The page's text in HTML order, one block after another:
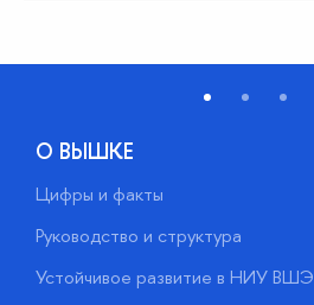
О ВЫШКЕ
Цифры и факты
Руководство и структура
Устойчивое развитие в НИУ ВШЭ